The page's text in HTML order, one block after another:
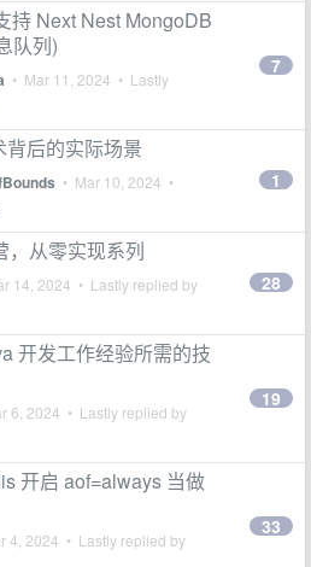
持 Next Nest MongoDB
队列)
• Mar 11, 2024 • Lastly
7
后的实际场景
• Mar 10, 2024 •
1
，从零实现系列
14, 2024 • Lastly replied by 28
开发工作经验所需的技
6, 2024 • Lastly replied by
19
开启 aof=always 当做
4, 2024 • Lastly replied by
33